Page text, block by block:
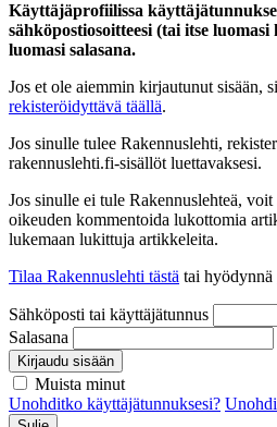
Käyttäjäprofiilissa
sähköpostiosoitteesi (tai itse
luomasi salasana.
Jos et ole aiemmin kirjautunut sisään,
rekisteröidyttävä täällä.
Jos sinulle tulee Rakennuslehti,
rakennuslehti.fi-sisällöt luettavaksesi.
Jos sinulle ei tule Rakennuslehteä,
oikeuden kommentoida lukottomia
lukemaan lukittuja artikkeleita.
Tilaa Rakennuslehti tästä tai hyödynnä
Sähköposti tai käyttäjätunnus
Salasana
Kirjaudu sisään
Muista minut
Unohditko käyttäjätunnuksesi?